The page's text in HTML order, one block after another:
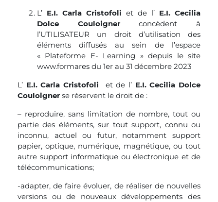
L’ E.I. Carla Cristofoli et de l’ E.I. Cecilia
Dolce Couloignerconcèdent à
l’UTILISATEUR un droit d’utilisation des
éléments diffusés au sein de l’espace
« Plateforme E- Learning » depuis le site
www.formares du 1er au 31 décembre 2023
L’ E.I. Carla Cristofoli et de l’ E.I. Cecilia Dolce
Couloigner se réservent le droit de :
– reproduire, sans limitation de nombre, tout ou
partie des éléments, sur tout support, connu ou
inconnu, actuel ou futur, notamment support
papier, optique, numérique, magnétique, ou tout
autre support informatique ou électronique et de
télécommunications;
-adapter, de faire évoluer, de réaliser de nouvelles
versions ou de nouveaux développements des